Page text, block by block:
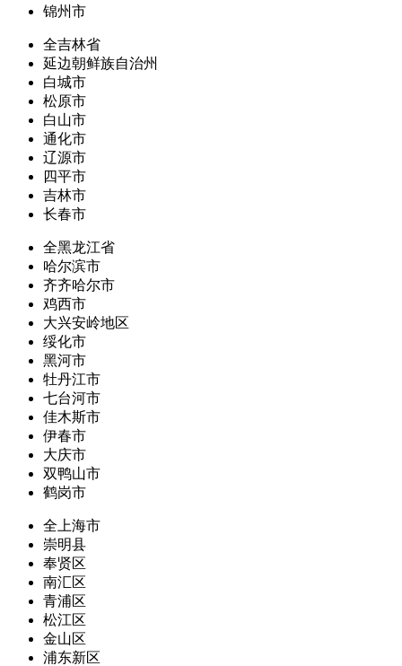
锦州市
全吉林省
延边朝鲜族自治州
白城市
松原市
白山市
通化市
辽源市
四平市
吉林市
长春市
全黑龙江省
哈尔滨市
齐齐哈尔市
鸡西市
大兴安岭地区
绥化市
黑河市
牡丹江市
七台河市
佳木斯市
伊春市
大庆市
双鸭山市
鹤岗市
全上海市
崇明县
奉贤区
南汇区
青浦区
松江区
金山区
浦东新区